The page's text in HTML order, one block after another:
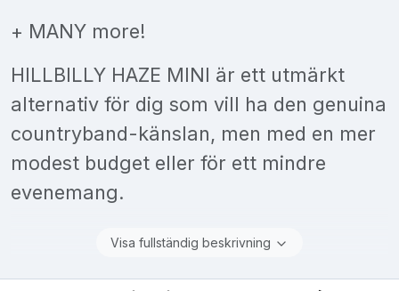
+ MANY more!
HILLBILLY HAZE MINI är ett utmärkt
alternativ för dig som vill ha den genuina
countryband-känslan, men med en mer
modest budget eller för ett mindre
evenemang.
Visa fullständig beskrivning